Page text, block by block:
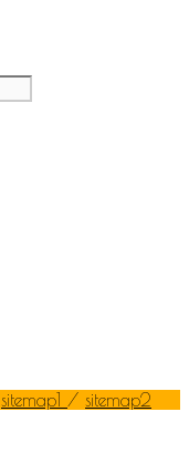
sitemap1 / sitemap2